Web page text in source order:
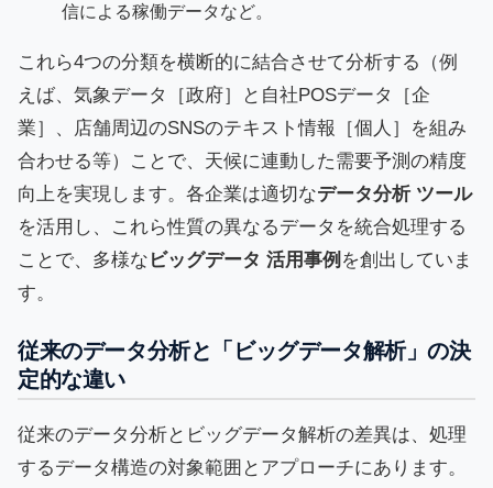
信による稼働データなど。
これら4つの分類を横断的に結合させて分析する（例
えば、気象データ［政府］と自社POSデータ［企
業］、店舗周辺のSNSのテキスト情報［個人］を組み
合わせる等）ことで、天候に連動した需要予測の精度
向上を実現します。各企業は適切なデータ分析 ツール
を活用し、これら性質の異なるデータを統合処理する
ことで、多様な ビッグデータ 活用事例 を創出していま
す。
従来のデータ分析と「ビッグデータ解析」の決
定的な違い
従来のデータ分析とビッグデータ解析の差異は、処理
するデータ構造の対象範囲とアプローチにあります。